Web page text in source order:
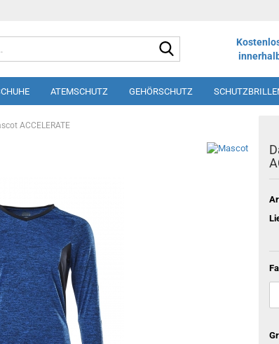
ATEMSCHUTZ GEHÖRSCHUTZ
SHORTS SCHÜRZEN
ACCELERATE